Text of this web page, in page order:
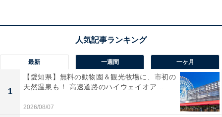
応じないのはルール違反です。実は商品説明に、「偽物
とのすり替え防止のために返品には応じません」と書い
ている出品者もいますが、本来はNG行為になってしまう
のです。
では、出品者が何もできないのかというと、そういうわ
けではありません。
最新 一週間 一ヶ月
1
【愛知県】無料の動物園＆観光牧場に、市初の
天然温泉も！ 高速道路のハイウェイオア...
2026/08/07